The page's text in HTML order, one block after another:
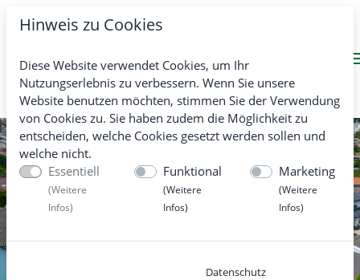
Hinweis zu Cookies
Diese Website verwendet Cookies, um Ihr
Nutzungserlebnis zu verbessern. Wenn Sie unsere
Website benutzen möchten, stimmen Sie der Verwendung
von Cookies zu. Sie haben zudem die Möglichkeit zu
entscheiden, welche Cookies gesetzt werden sollen und
welche nicht.
Essentiell
(Weitere
Infos)
Funktional
(Weitere
Infos)
Marketing
(Weitere
Infos)
Datenschutz